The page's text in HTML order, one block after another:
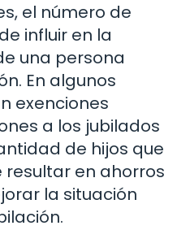
el número de
influir en la
una persona
En algunos
exenciones
a los jubilados
de hijos que
resultar en ahorros
la situación